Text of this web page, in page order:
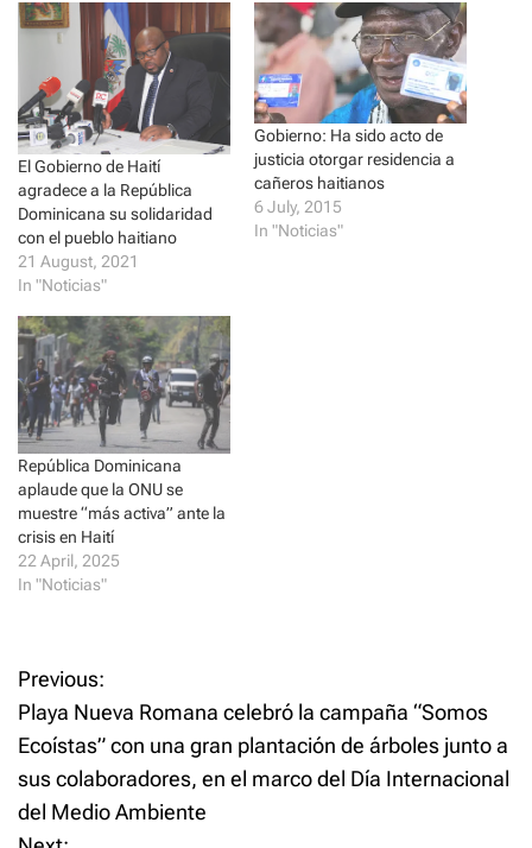
a
r
e
T
w
i
t
t
e
r
(
O
p
e
n
s
i
n
e
w
w
i
n
d
o
w
)
r
e
o
n
F
a
c
e
b
o
o
k
(
O
p
e
n
n
n
e
w
w
i
n
d
o
w
)
El Gobierno de Haití
agradece a la República
Dominicana su solidaridad
con el pueblo haitiano
21 August, 2021
In "Noticias"
Gobierno: Ha sido acto de
justicia otorgar residencia a
cañeros haitianos
6 July, 2015
In "Noticias"
República Dominicana
aplaude que la ONU se
muestre “más activa” ante la
crisis en Haití
22 April, 2025
In "Noticias"
P
o
s
Previous:
Playa Nueva Romana celebró la campaña “Somos
Ecoístas” con una gran plantación de árboles junto a
sus colaboradores, en el marco del Día Internacional
del Medio Ambiente